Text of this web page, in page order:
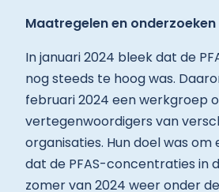
Maatregelen en onderzoeken
In januari 2024 bleek dat de
nog steeds te hoog was.
februari 2024 een werkgroep
vertegenwoordigers van
organisaties. Hun doel was
dat de PFAS-concentraties in
zomer van 2024 weer onder